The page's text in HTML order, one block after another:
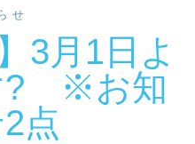
せ
3月1日よ
? ※お知
点